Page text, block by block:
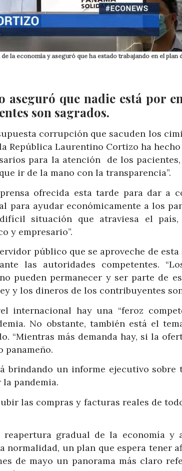
la economía y aseguró que ha estado trabajando en el plan
aseguró que nadie está por
son sagrados.
corrupción que sacuden los
República Laurentino Cortizo ha
para la atención de los
ir de la mano con la transparencia”.
ofrecida esta tarde para dar a
para ayudar económicamente a los
situación que atraviesa el
y empresario”.
público que se aproveche de
las autoridades competentes.
pueden permanecer y ser parte de
y los dineros de los contribuyentes
internacional hay una “feroz
No obstante, también está el
“Mientras más demanda hay, si la
panameño.
brindando un informe ejecutivo sobre
pandemia.
las compras y facturas reales de
gradual de la economía y
normalidad, un plan que espera tener
de mayo un panorama más claro